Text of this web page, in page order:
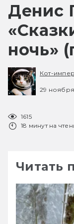
Денис
ночь»
Кот-
29 ноября
1615
18 минут на
Читать